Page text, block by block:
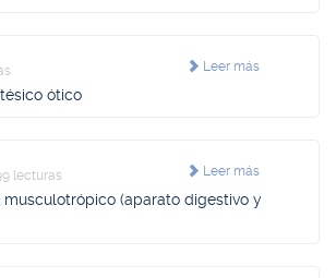
Leer más
ótico
Leer más
lecturas
(aparato digestivo y